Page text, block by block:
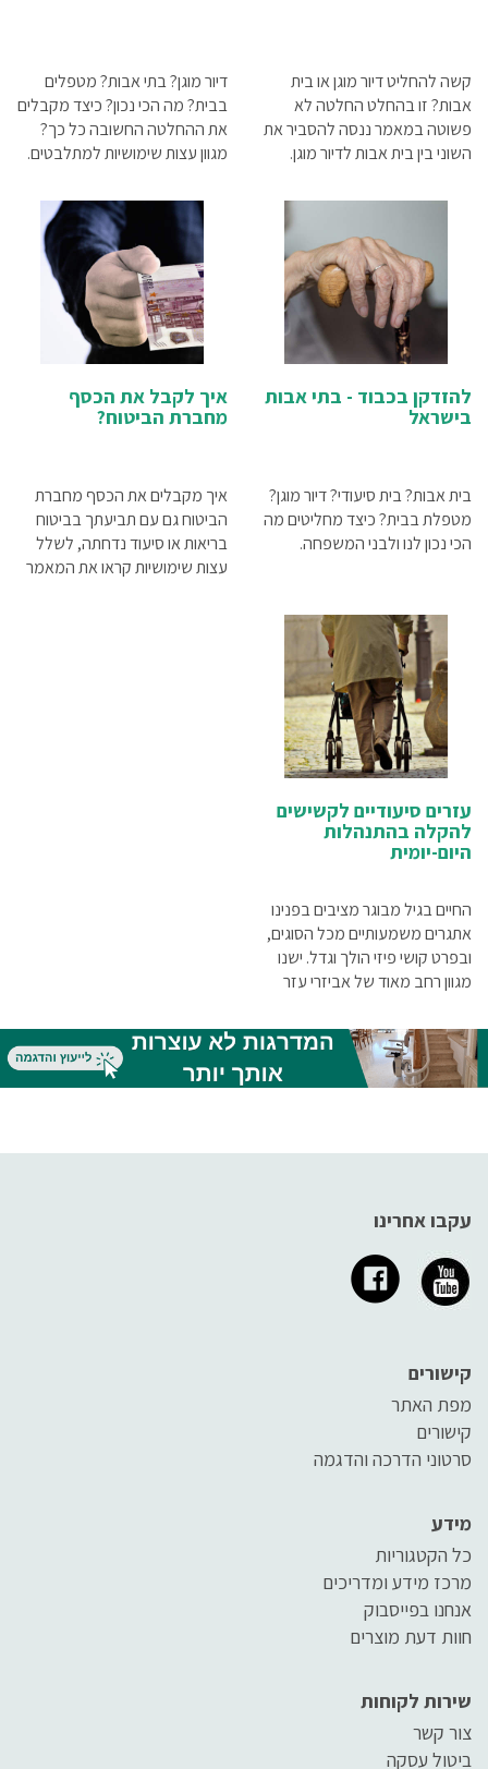
קשה להחליט דיור מוגן או בית
אבות? זו בהחלט החלטה לא
פשוטה במאמר ננסה להסביר את
השוני בין בית אבות לדיור מוגן.
דיור מוגן? בתי אבות? מטפלים
בבית? מה הכי נכון? כיצד מקבלים
את ההחלטה החשובה כל כך?
מגוון עצות שימושיות למתלבטים.
להזדקן בכבוד - בתי אבות
בישראל
בית אבות? בית סיעודי? דיור מוגן?
מטפלת בבית? כיצד מחליטים מה
הכי נכון לנו ולבני המשפחה.
איך לקבל את הכסף
מחברת הביטוח?
איך מקבלים את הכסף מחברת
הביטוח גם עם תביעתך בביטוח
בריאות או סיעוד נדחתה, לשלל
עצות שימושיות קראו את המאמר
עזרים סיעודיים לקשישים
להקלה בהתנהלות
היום-יומית
החיים בגיל מבוגר מציבים בפנינו
אתגרים משמעותיים מכל הסוגים,
ובפרט קושי פיזי הולך וגדל. ישנו
מגוון רחב מאוד של אביזרי עזר
ונעימים בכל גיל.
עקבו אחרינו
קישורים
מפת האתר
קישורים
סרטוני הדרכה והדגמה
מידע
כל הקטגוריות
מרכז מידע ומדריכים
אנחנו בפייסבוק
חוות דעת מוצרים
שירות לקוחות
צור קשר
ביטול עסקה